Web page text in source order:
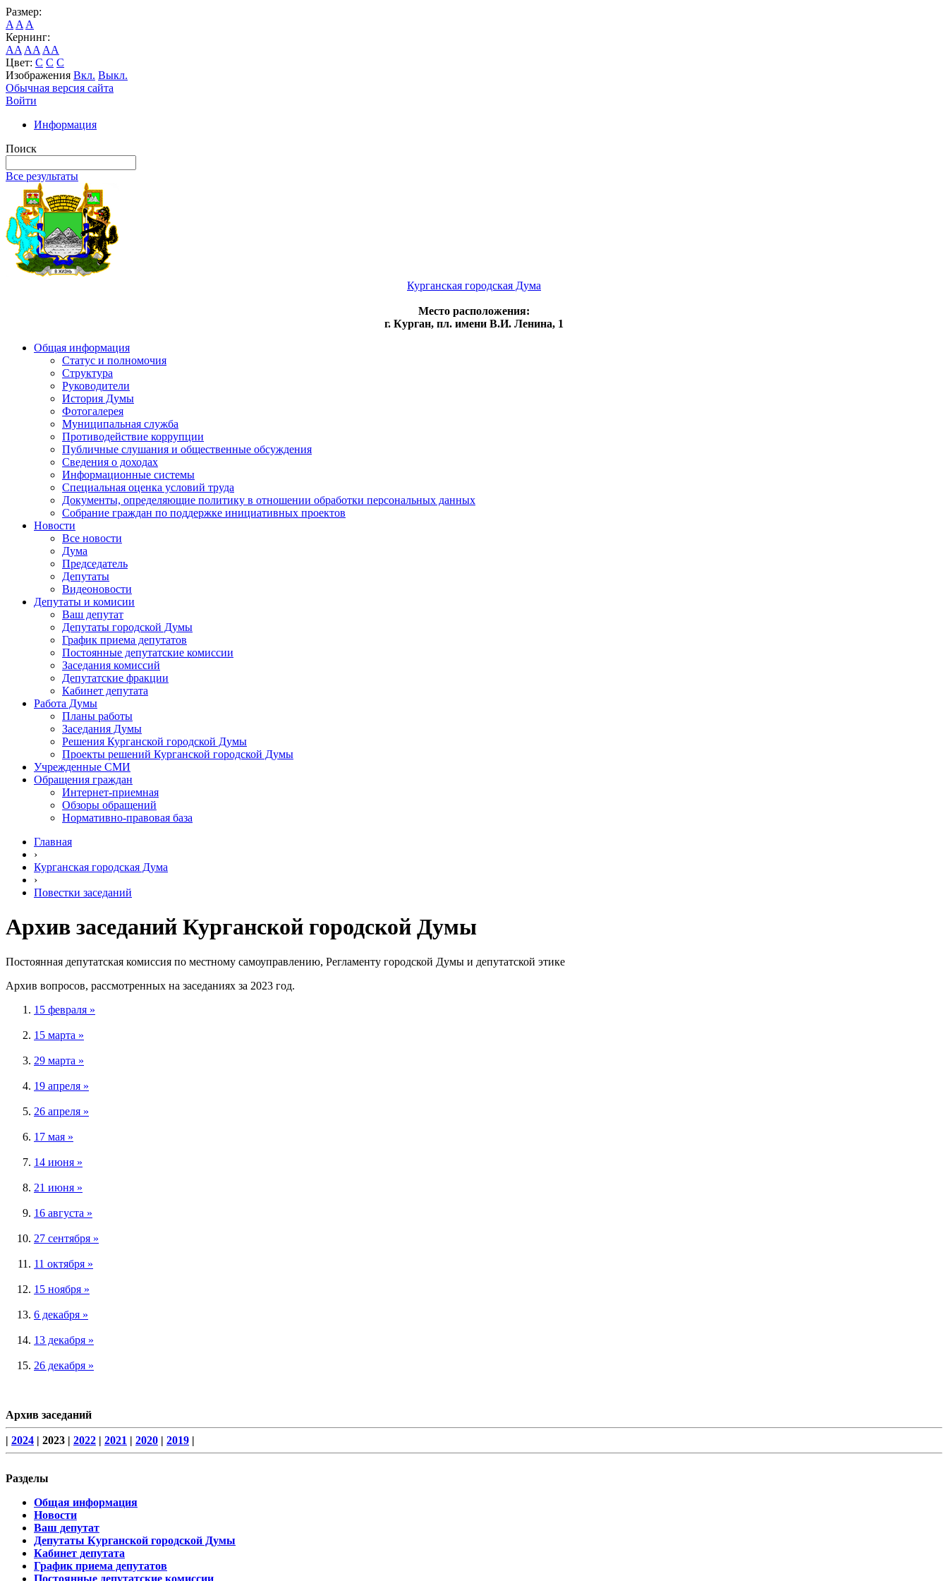
Размер:
A A A
Кернинг:
AA AA AA
Цвет: C C C
Изображения Вкл. Выкл.
Обычная версия сайта
Войти
Информация
Поиск
Все результаты
Курганская городская Дума
Место расположения:
г. Курган, пл. имени В.И. Ленина, 1
Общая информация
Статус и полномочия
Структура
Руководители
История Думы
Фотогалерея
Муниципальная служба
Противодействие коррупции
Публичные слушания и общественные обсуждения
Сведения о доходах
Информационные системы
Специальная оценка условий труда
Документы, определяющие политику в отношении обработки персональных данных
Собрание граждан по поддержке инициативных проектов
Новости
Все новости
Дума
Председатель
Депутаты
Видеоновости
Депутаты и комисии
Ваш депутат
Депутаты городской Думы
График приема депутатов
Постоянные депутатские комиссии
Заседания комиссий
Депутатские фракции
Кабинет депутата
Работа Думы
Планы работы
Заседания Думы
Решения Курганской городской Думы
Проекты решений Курганской городской Думы
Учрежденные СМИ
Обращения граждан
Интернет-приемная
Обзоры обращений
Нормативно-правовая база
Главная
›
Курганская городская Дума
›
Повестки заседаний
Архив заседаний Курганской городской Думы
Постоянная депутатская комиссия по местному самоуправлению, Регламенту городской Думы и депутатской этике
Архив вопросов, рассмотренных на заседаниях за 2023 год.
15 февраля »
15 марта »
29 марта »
19 апреля »
26 апреля »
17 мая »
14 июня »
21 июня »
16 августа »
27 сентября »
11 октября »
15 ноября »
6 декабря »
13 декабря »
26 декабря »
Архив заседаний
| 2024 | 2023 | 2022 | 2021 | 2020 | 2019 |
Разделы
Общая информация
Новости
Ваш депутат
Депутаты Курганской городской Думы
Кабинет депутата
График приема депутатов
Постоянные депутатские комиссии